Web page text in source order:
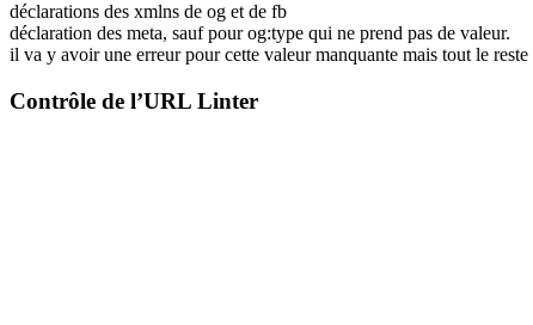
déclarations des xmlns de og et de fb
déclaration des meta, sauf pour og:type qui ne prend pas de valeur.
il va y avoir une erreur pour cette valeur manquante mais tout le
Contrôle de l’URL Linter